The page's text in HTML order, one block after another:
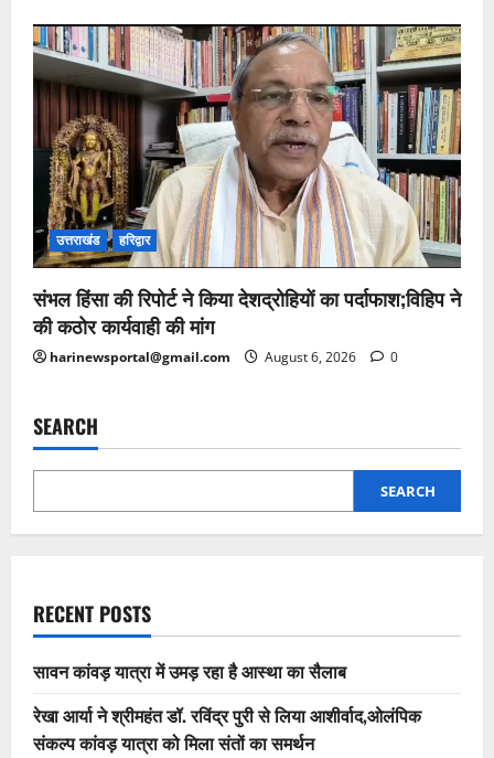
उत्तराखंड हरिद्वार
संभल हिंसा की रिपोर्ट ने किया देशद्रोहियों का पर्दाफाश;विहिप ने
की कठोर कार्यवाही की मांग
harinewsportal@gmail.com August 6, 2026 0
SEARCH
SEARCH
RECENT POSTS
सावन कांवड़ यात्रा में उमड़ रहा है आस्था का सैलाब
रेखा आर्या ने श्रीमहंत डॉ. रविंद्र पुरी से लिया आशीर्वाद,ओलंपिक
संकल्प कांवड़ यात्रा को मिला संतों का समर्थन